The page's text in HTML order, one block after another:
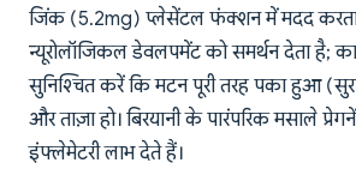
जिंक (5.2mg) प्लेसेंटल फंक्शन में मदद करता
न्यूरोलॉजिकल डेवलपमेंट को समर्थन देता है;
सुनिश्चित करें कि मटन पूरी तरह पका हुआ
और ताज़ा हो। बिरयानी के पारंपरिक मसाले
इंफ्लेमेटरी लाभ देते हैं।